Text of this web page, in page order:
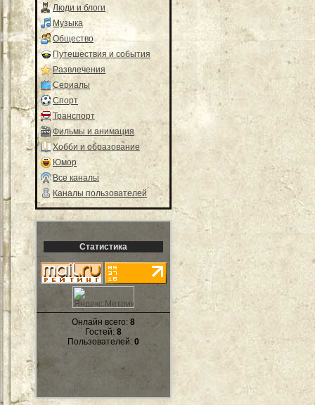
Люди и блоги
Музыка
Общество
Путешествия и события
Развлечения
Сериалы
Спорт
Транспорт
Фильмы и анимация
Хобби и образование
Юмор
Все каналы
Каналы пользователей
Статистика
Онлайн всего: 8
Гостей: 8
Пользователей: 0